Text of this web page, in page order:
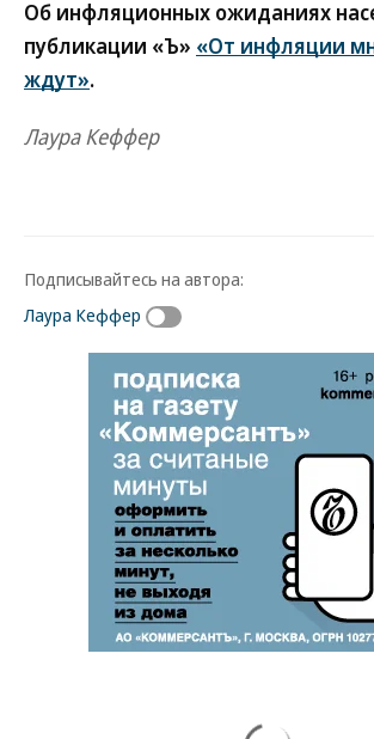
Об инфляционных ожиданиях
публикации «Ъ» «От инфляции
ждут».
Лаура Кеффер
Подписывайтесь на автора:
Лаура Кеффер